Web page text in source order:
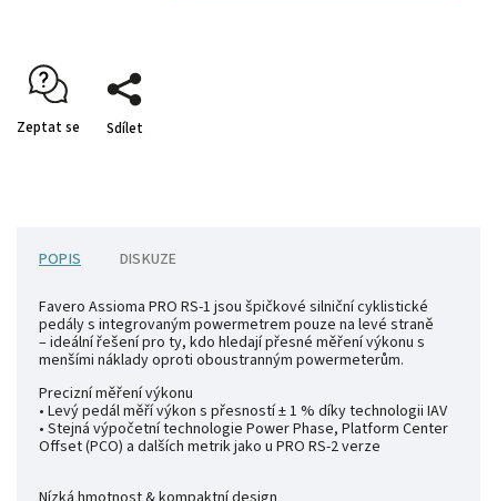
Zeptat se Sdílet
POPIS DISKUZE
Favero Assioma PRO RS-1 jsou špičkové silniční cyklistické
pedály s integrovaným powermetrem pouze na levé straně
– ideální řešení pro ty, kdo hledají přesné měření výkonu s
menšími náklady oproti oboustranným powermeterům.
Precizní měření výkonu
• Levý pedál měří výkon s přesností ± 1 % díky technologii IAV
• Stejná výpočetní technologie Power Phase, Platform Center
Offset (PCO) a dalších metrik jako u PRO RS-2 verze